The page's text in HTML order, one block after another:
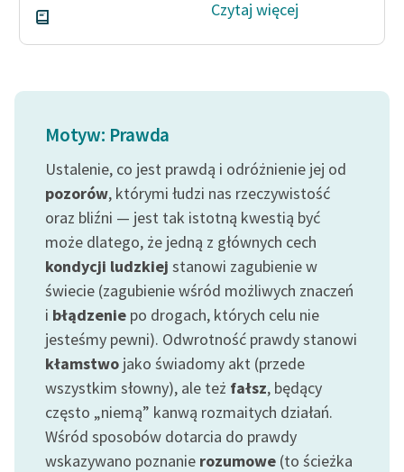
Czytaj więcej
Motyw: Prawda
Ustalenie, co jest prawdą i odróżnienie jej od
pozorów, którymi łudzi nas rzeczywistość
oraz bliźni — jest tak istotną kwestią być
może dlatego, że jedną z głównych cech
kondycji ludzkiej stanowi zagubienie w
świecie (zagubienie wśród możliwych znaczeń
i błądzenie po drogach, których celu nie
jesteśmy pewni). Odwrotność prawdy stanowi
kłamstwo jako świadomy akt (przede
wszystkim słowny), ale też fałsz, będący
często „niemą” kanwą rozmaitych działań.
Wśród sposobów dotarcia do prawdy
wskazywano poznanie rozumowe (to ścieżka